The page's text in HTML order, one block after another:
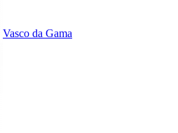
Vasco da Gama